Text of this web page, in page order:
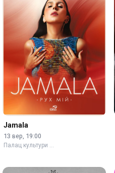
Jamala
13 вер, 19:00
Палац культури …